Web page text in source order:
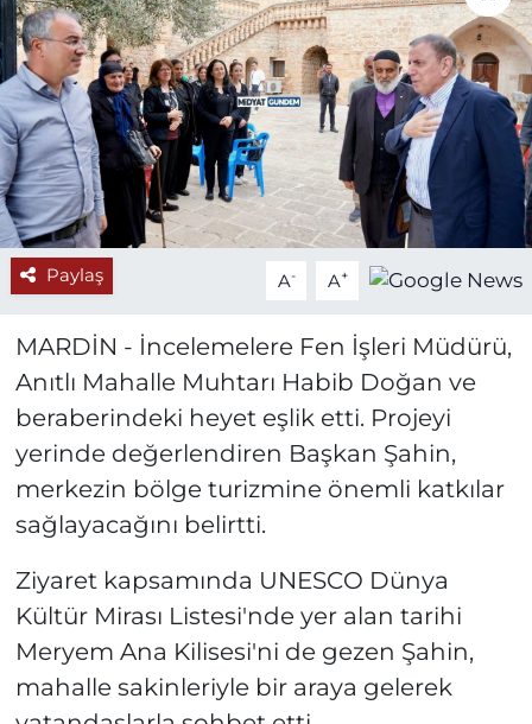
Paylaş A- A+
MARDİN - İncelemelere Fen İşleri Müdürü,
Anıtlı Mahalle Muhtarı Habib Doğan ve
beraberindeki heyet eşlik etti. Projeyi
yerinde değerlendiren Başkan Şahin,
merkezin bölge turizmine önemli katkılar
sağlayacağını belirtti.
Ziyaret kapsamında UNESCO Dünya
Kültür Mirası Listesi'nde yer alan tarihi
Meryem Ana Kilisesi'ni de gezen Şahin,
mahalle sakinleriyle bir araya gelerek